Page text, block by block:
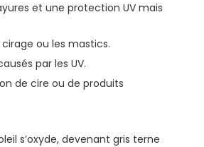
et une protection UV mais
ou les mastics.
par les UV.
de cire ou de produits
s’oxyde, devenant gris terne